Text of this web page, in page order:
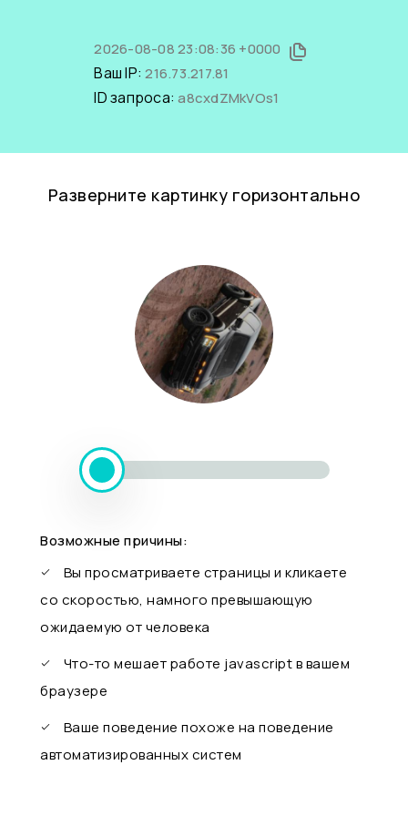
2026-08-08 23:08:36 +0000
Ваш IP:216.73.217.81
ID запроса:a8cxdZMkVOs1
Разверните картинку горизонтально
Возможные причины:
Вы просматриваете страницы и кликаете
со скоростью, намного превышающую
ожидаемую от человека
Что-то мешает работе javascript в вашем
браузере
Ваше поведение похоже на поведение
автоматизированных систем